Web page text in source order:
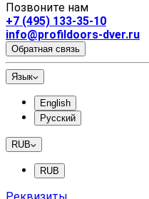
Позвоните нам
+7 (495) 133-35-10
info@profildoors-dver.ru
Обратная связь
Язык
English
Русский
RUB
RUB